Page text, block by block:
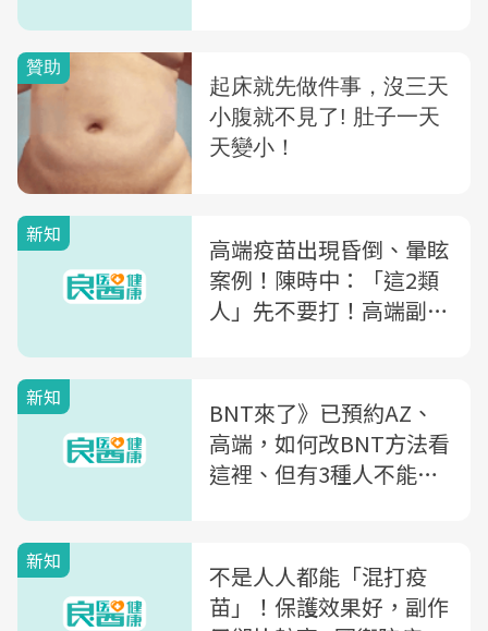
新知
高端疫苗出現昏倒、暈眩
案例！陳時中：「這2類
人」先不要打！高端副作
新知
BNT來了》已預約AZ、
高端，如何改BNT方法看
這裡、但有3種人不能登
新知
不是人人都能「混打疫
苗」！保護效果好，副作